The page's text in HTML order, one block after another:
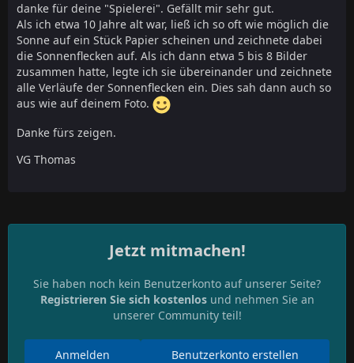
danke für deine "Spielerei". Gefällt mir sehr gut.
Als ich etwa 10 Jahre alt war, ließ ich so oft wie möglich die
Sonne auf ein Stück Papier scheinen und zeichnete dabei
die Sonnenflecken auf. Als ich dann etwa 5 bis 8 Bilder
zusammen hatte, legte ich sie übereinander und zeichnete
alle Verläufe der Sonnenflecken ein. Dies sah dann auch so
aus wie auf deinem Foto.
Danke fürs zeigen.
VG Thomas
Jetzt mitmachen!
Sie haben noch kein Benutzerkonto auf unserer Seite?
Registrieren Sie sich kostenlosund nehmen Sie an
unserer Community teil!
Benutzerkonto erstellen
Anmelden